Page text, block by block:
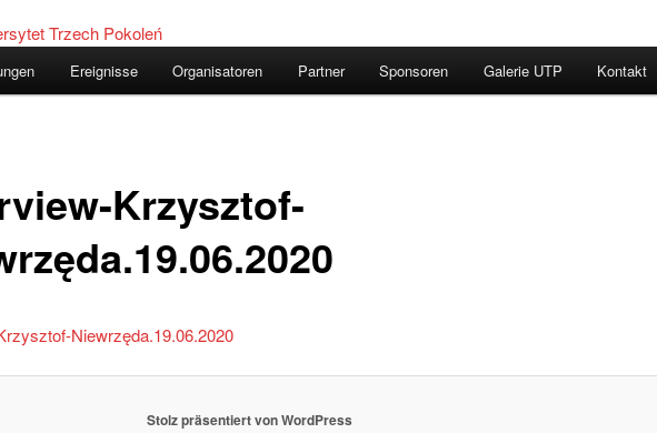
Ereignisse Organisatoren Partner Sponsoren Galerie UTP Kontakt
Krzysztof-
Niewrzęda.19.06.2020
Stolz präsentiert von WordPress